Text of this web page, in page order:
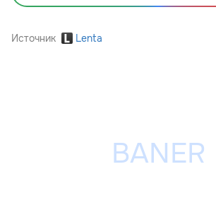
Источник Lenta